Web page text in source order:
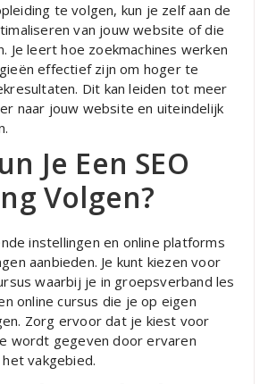
te volgen, kun je zelf aan de
van jouw website of die
Je leert hoe zoekmachines werken
effectief zijn om hoger te
Dit kan leiden tot meer
naar jouw website en uiteindelijk
Je Een SEO
Volgen?
instellingen en online platforms
aanbieden. Je kunt kiezen voor
waarbij je in groepsverband les
online cursus die je op eigen
Zorg ervoor dat je kiest voor
wordt gegeven door ervaren
vakgebied.